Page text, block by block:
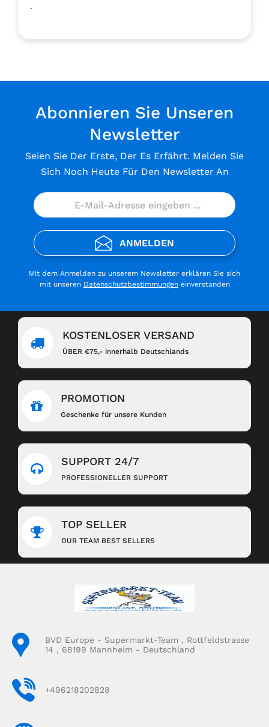
.
Abonnieren Sie Unseren
Newsletter
Seien Sie Der Erste, Der Es Erfährt. Melden Sie
Sich Noch Heute Für Den Newsletter An
ANMELDEN
Mit dem Anmelden zu unserem Newsletter erklären Sie sich
mit unseren Datenschutzbestimmungeneinverstanden
KOSTENLOSER VERSAND
ÜBER €75,- innerhalb Deutschlands
PROMOTION
Geschenke für unsere Kunden
SUPPORT 24/7
PROFESSIONELLER SUPPORT
TOP SELLER
OUR TEAM BEST SELLERS
BVD Europe - Supermarkt-Team , Rottfeldstrasse
14 , 68199 Mannheim - Deutschland
+496218202828